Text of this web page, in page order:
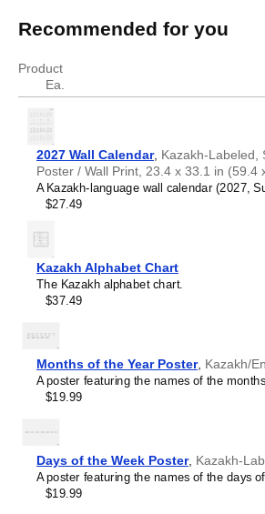
English
asset
balance sheet
bookkeeping
financial audit
Аудит
general ledger
goodwill
Гудвилл
inventory
net income
revenue
Recommended for you
Product
Ea.
2027 Wall Calendar, Kazakh-Labeled,
Poster / Wall Print, 23.4 x 33.1 in (59.4
A Kazakh-language wall calendar (2027,
$27.49
Kazakh Alphabet Chart
The Kazakh alphabet chart.
$37.49
Months of the Year Poster, Kazakh/
A poster featuring the names of the
$19.99
Days of the Week Poster, Kazakh-
A poster featuring the names of the days
$19.99